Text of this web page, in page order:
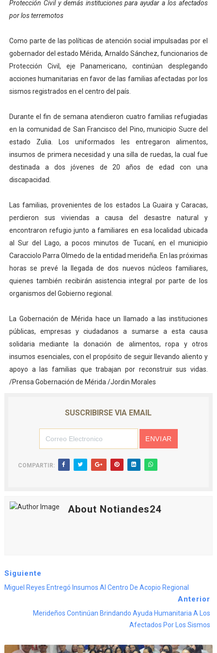
Dictan MasterClass en el marco del Encuentro LAGO
Encuentro estadal fortalece la coordinación de
Gobernador Arnaldo Sánchez apadrina a más de 993
Protección Civil y demás instituciones para ayudar a los afectados
por los terremotos
Como parte de las políticas de atención social impulsadas por el
gobernador del estado Mérida, Arnaldo Sánchez, funcionarios de
Protección Civil, eje Panamericano, continúan desplegando
acciones humanitarias en favor de las familias afectadas por los
sismos registrados en el centro del país.
Durante el fin de semana atendieron cuatro familias refugiadas
en la comunidad de San Francisco del Pino, municipio Sucre del
estado Zulia. Los uniformados les entregaron alimentos,
insumos de primera necesidad y una silla de ruedas, la cual fue
destinada a dos jóvenes de 20 años de edad con una
discapacidad.
Las familias, provenientes de los estados La Guaira y Caracas,
perdieron sus viviendas a causa del desastre natural y
encontraron refugio junto a familiares en esa localidad ubicada
al Sur del Lago, a pocos minutos de Tucaní, en el municipio
Caracciolo Parra Olmedo de la entidad merideña. En las próximas
horas se prevé la llegada de dos nuevos núcleos familiares,
quienes también recibirán asistencia integral por parte de los
organismos del Gobierno regional.
La Gobernación de Mérida hace un llamado a las instituciones
públicas, empresas y ciudadanos a sumarse a esta causa
solidaria mediante la donación de alimentos, ropa y otros
insumos esenciales, con el propósito de seguir llevando aliento y
apoyo a las familias que trabajan por reconstruir sus vidas.
/Prensa Gobernación de Mérida /Jordin Morales
SUSCRIBIRSE VIA EMAIL
COMPARTIR:
About Notiandes24
Siguiente
Miguel Reyes Entregó Insumos Al Centro De Acopio Regional
Anterior
Merideños Continúan Brindando Ayuda Humanitaria A Los
Afectados Por Los Sismos